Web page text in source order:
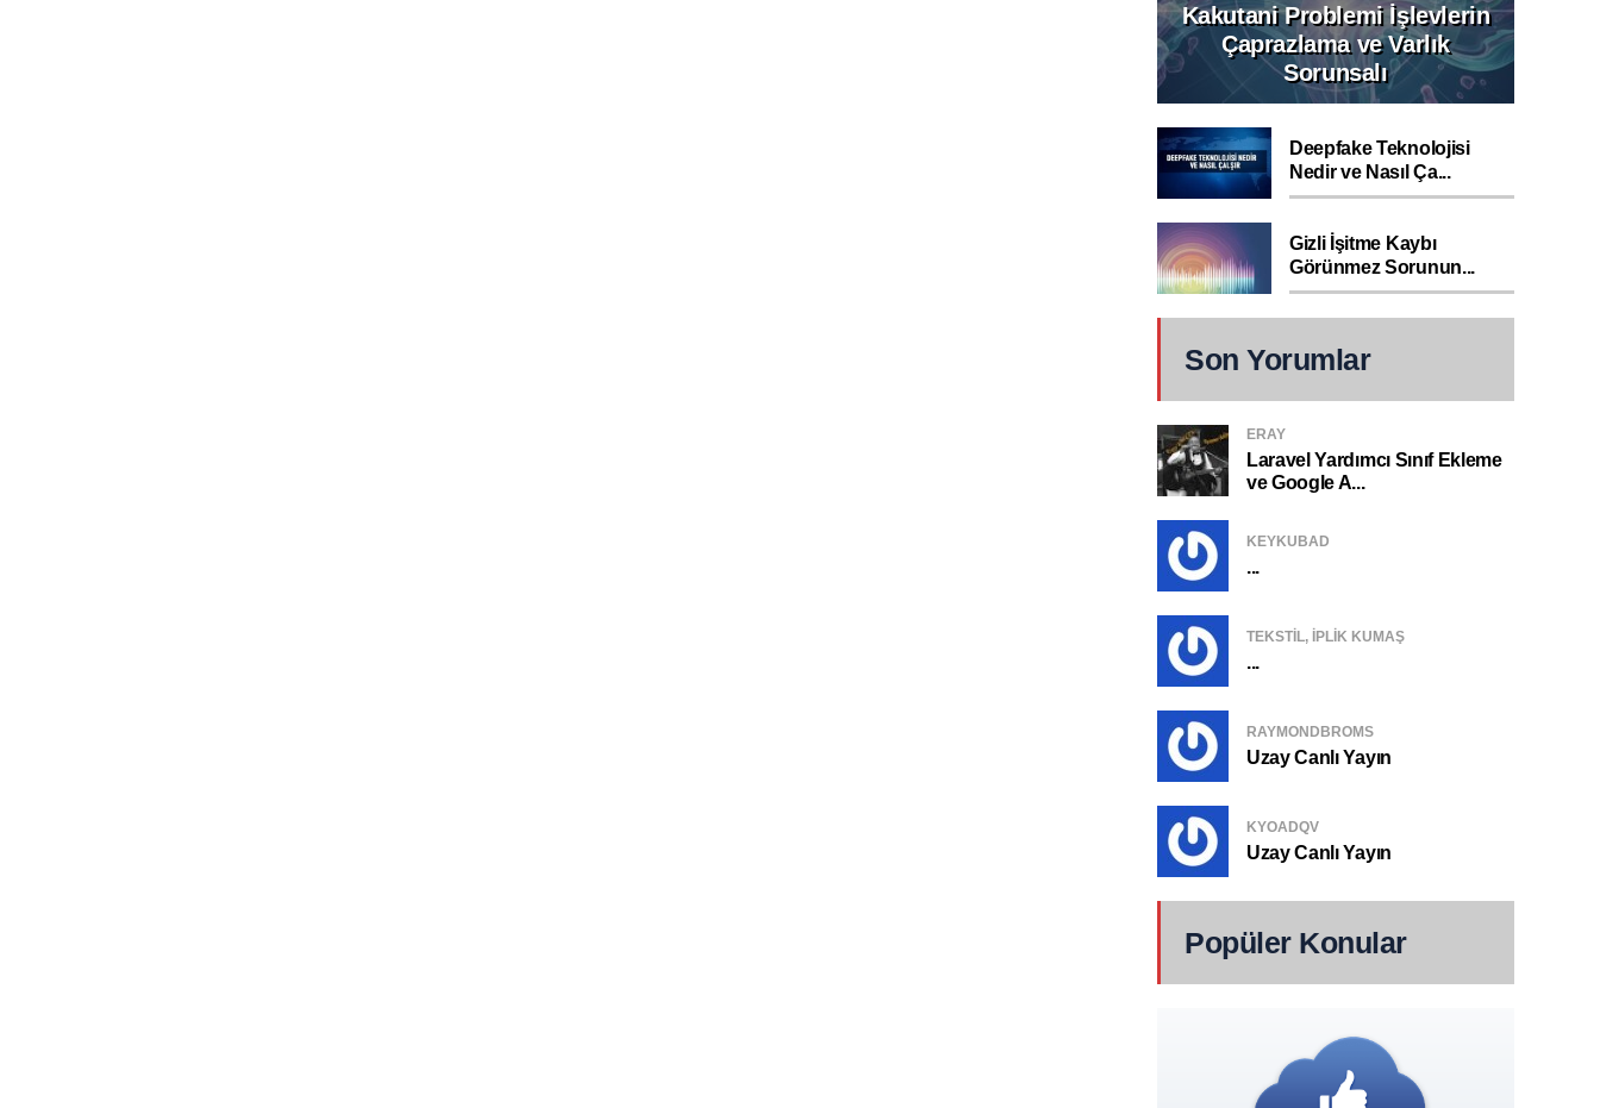
Kakutani Problemi İşlevlerin
Çaprazlama ve Varlık
Sorunsalı
Deepfake Teknolojisi
Nedir ve Nasıl Ça...
Gizli İşitme Kaybı
Görünmez Sorunun...
Son Yorumlar
ERAY
Laravel Yardımcı Sınıf Ekleme
ve Google A...
KEYKUBAD
...
TEKSTIL, IPLIK KUMAŞ
...
RAYMONDBROMS
Uzay Canlı Yayın
KYOADQV
Uzay Canlı Yayın
Popüler Konular